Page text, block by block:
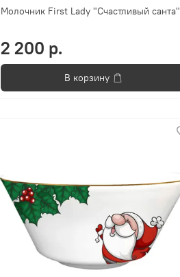
Молочник First Lady "Счастливый санта"
2 200 р.
В корзину